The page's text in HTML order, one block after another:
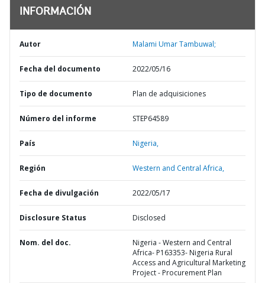
INFORMACIÓN
Autor Malami Umar Tambuwal;
Fecha del documento 2022/05/16
Tipo de documento Plan de adquisiciones
Número del informe STEP64589
País Nigeria,
Región Western and Central Africa,
Fecha de divulgación 2022/05/17
Disclosure Status Disclosed
Nom. del doc.
Nigeria - Western and Central
Africa- P163353- Nigeria Rural
Access and Agricultural Marketing
Project - Procurement Plan